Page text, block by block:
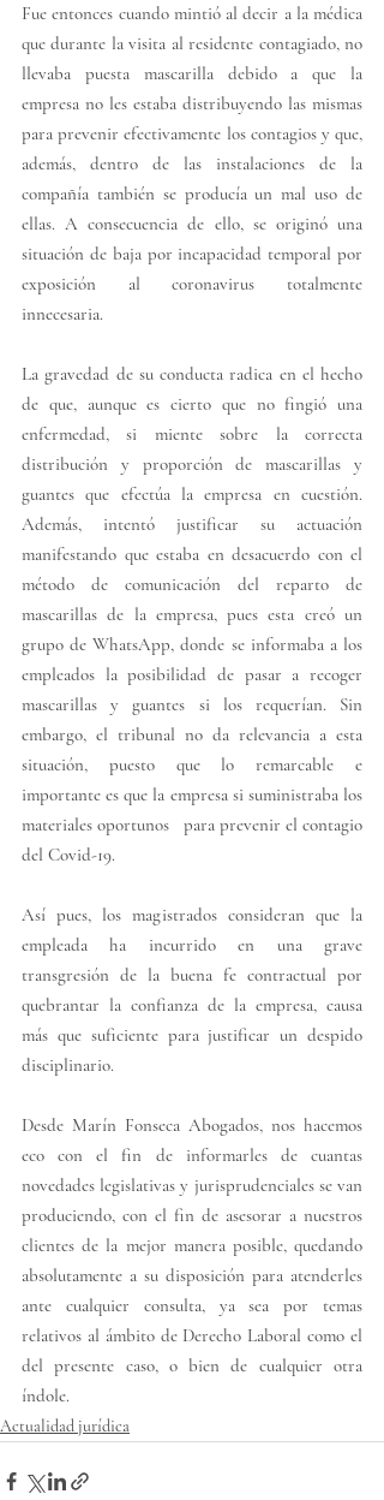
Fue entonces cuando mintió al decir a la médica
que durante la visita al residente contagiado, no
llevaba puesta mascarilla debido a que la
empresa no les estaba distribuyendo las mismas
para prevenir efectivamente los contagios y que,
además, dentro de las instalaciones de la
compañía también se producía un mal uso de
ellas. A consecuencia de ello, se originó una
situación de baja por incapacidad temporal por
exposición al coronavirus totalmente
innecesaria.
La gravedad de su conducta radica en el hecho
de que, aunque es cierto que no fingió una
enfermedad, si miente sobre la correcta
distribución y proporción de mascarillas y
guantes que efectúa la empresa en cuestión.
Además, intentó justificar su actuación
manifestando que estaba en desacuerdo con el
método de comunicación del reparto de
mascarillas de la empresa, pues esta creó un
grupo de WhatsApp, donde se informaba a los
empleados la posibilidad de pasar a recoger
mascarillas y guantes si los requerían. Sin
embargo, el tribunal no da relevancia a esta
situación, puesto que lo remarcable e
importante es que la empresa si suministraba los
materiales oportunos   para prevenir el contagio
del Covid-19.
Así pues, los magistrados consideran que la
empleada ha incurrido en una grave
transgresión de la buena fe contractual por
quebrantar la confianza de la empresa, causa
más que suficiente para justificar un despido
disciplinario.
Desde Marín Fonseca Abogados, nos hacemos
eco con el fin de informarles de cuantas
novedades legislativas y jurisprudenciales se van
produciendo, con el fin de asesorar a nuestros
clientes de la mejor manera posible, quedando
absolutamente a su disposición para atenderles
ante cualquier consulta, ya sea por temas
relativos al ámbito de Derecho Laboral como el
del presente caso, o bien de cualquier otra
índole.
Actualidad jurídica